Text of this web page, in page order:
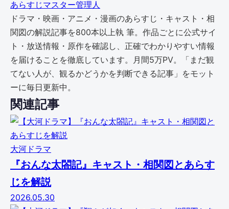
あらすじマスター管理人
ドラマ・映画・アニメ・漫画のあらすじ・キャスト・相
関図の解説記事を800本以上執 筆。作品ごとに公式サイ
ト・放送情報・原作を確認し、正確でわかりやすい情報
を届けることを徹底しています。月間5万PV。「まだ観
てない人が、観るかどうかを判断できる記事」をモット
ーに毎日更新中。
関連記事
大河ドラマ
『おんな太閤記』キャスト・相関図とあらす
じを解説
2026.05.30